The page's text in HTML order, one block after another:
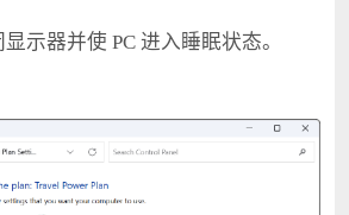
器并使 PC 进入睡眠状态。